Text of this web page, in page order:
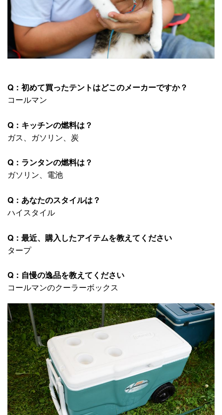
Q：初めて買ったテントはどこのメーカーですか？
コールマン
Q：キッチンの燃料は？
ガス、ガソリン、炭
Q：ランタンの燃料は？
ガソリン、電池
Q：あなたのスタイルは？
ハイスタイル
Q：最近、購入したアイテムを教えてください
タープ
Q：自慢の逸品を教えてください
コールマンのクーラーボックス